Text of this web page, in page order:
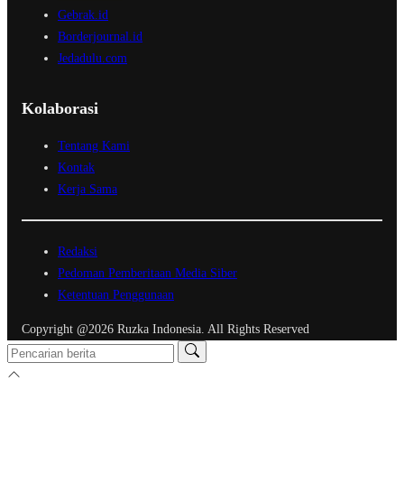
Gebrak.id
Borderjournal.id
Jedadulu.com
Kolaborasi
Tentang Kami
Kontak
Kerja Sama
Redaksi
Pedoman Pemberitaan Media Siber
Ketentuan Penggunaan
Copyright @2026 Ruzka Indonesia. All Rights Reserved